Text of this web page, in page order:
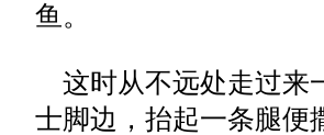
鱼。
这时从不远处走过来
士脚边，抬起一条腿便